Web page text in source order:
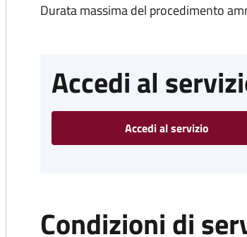
Durata massima del procedimento
Accedi al
Accedi al servizio
Condizioni di